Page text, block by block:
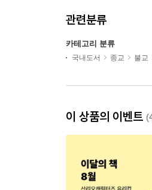
관련분류
카테고리 분류
국내도서 종교 불교
이 상품의 이벤트